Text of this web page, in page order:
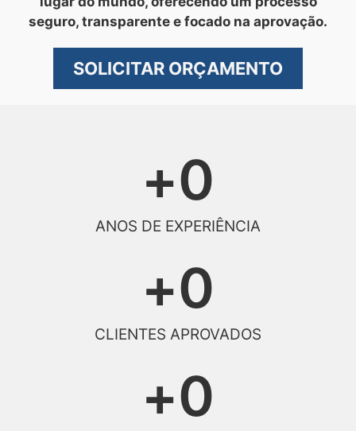
seguro, transparente e focado na aprovação.
SOLICITAR ORÇAMENTO
ANOS DE EXPERIÊNCIA
+0
CLIENTES APROVADOS
+0
+0